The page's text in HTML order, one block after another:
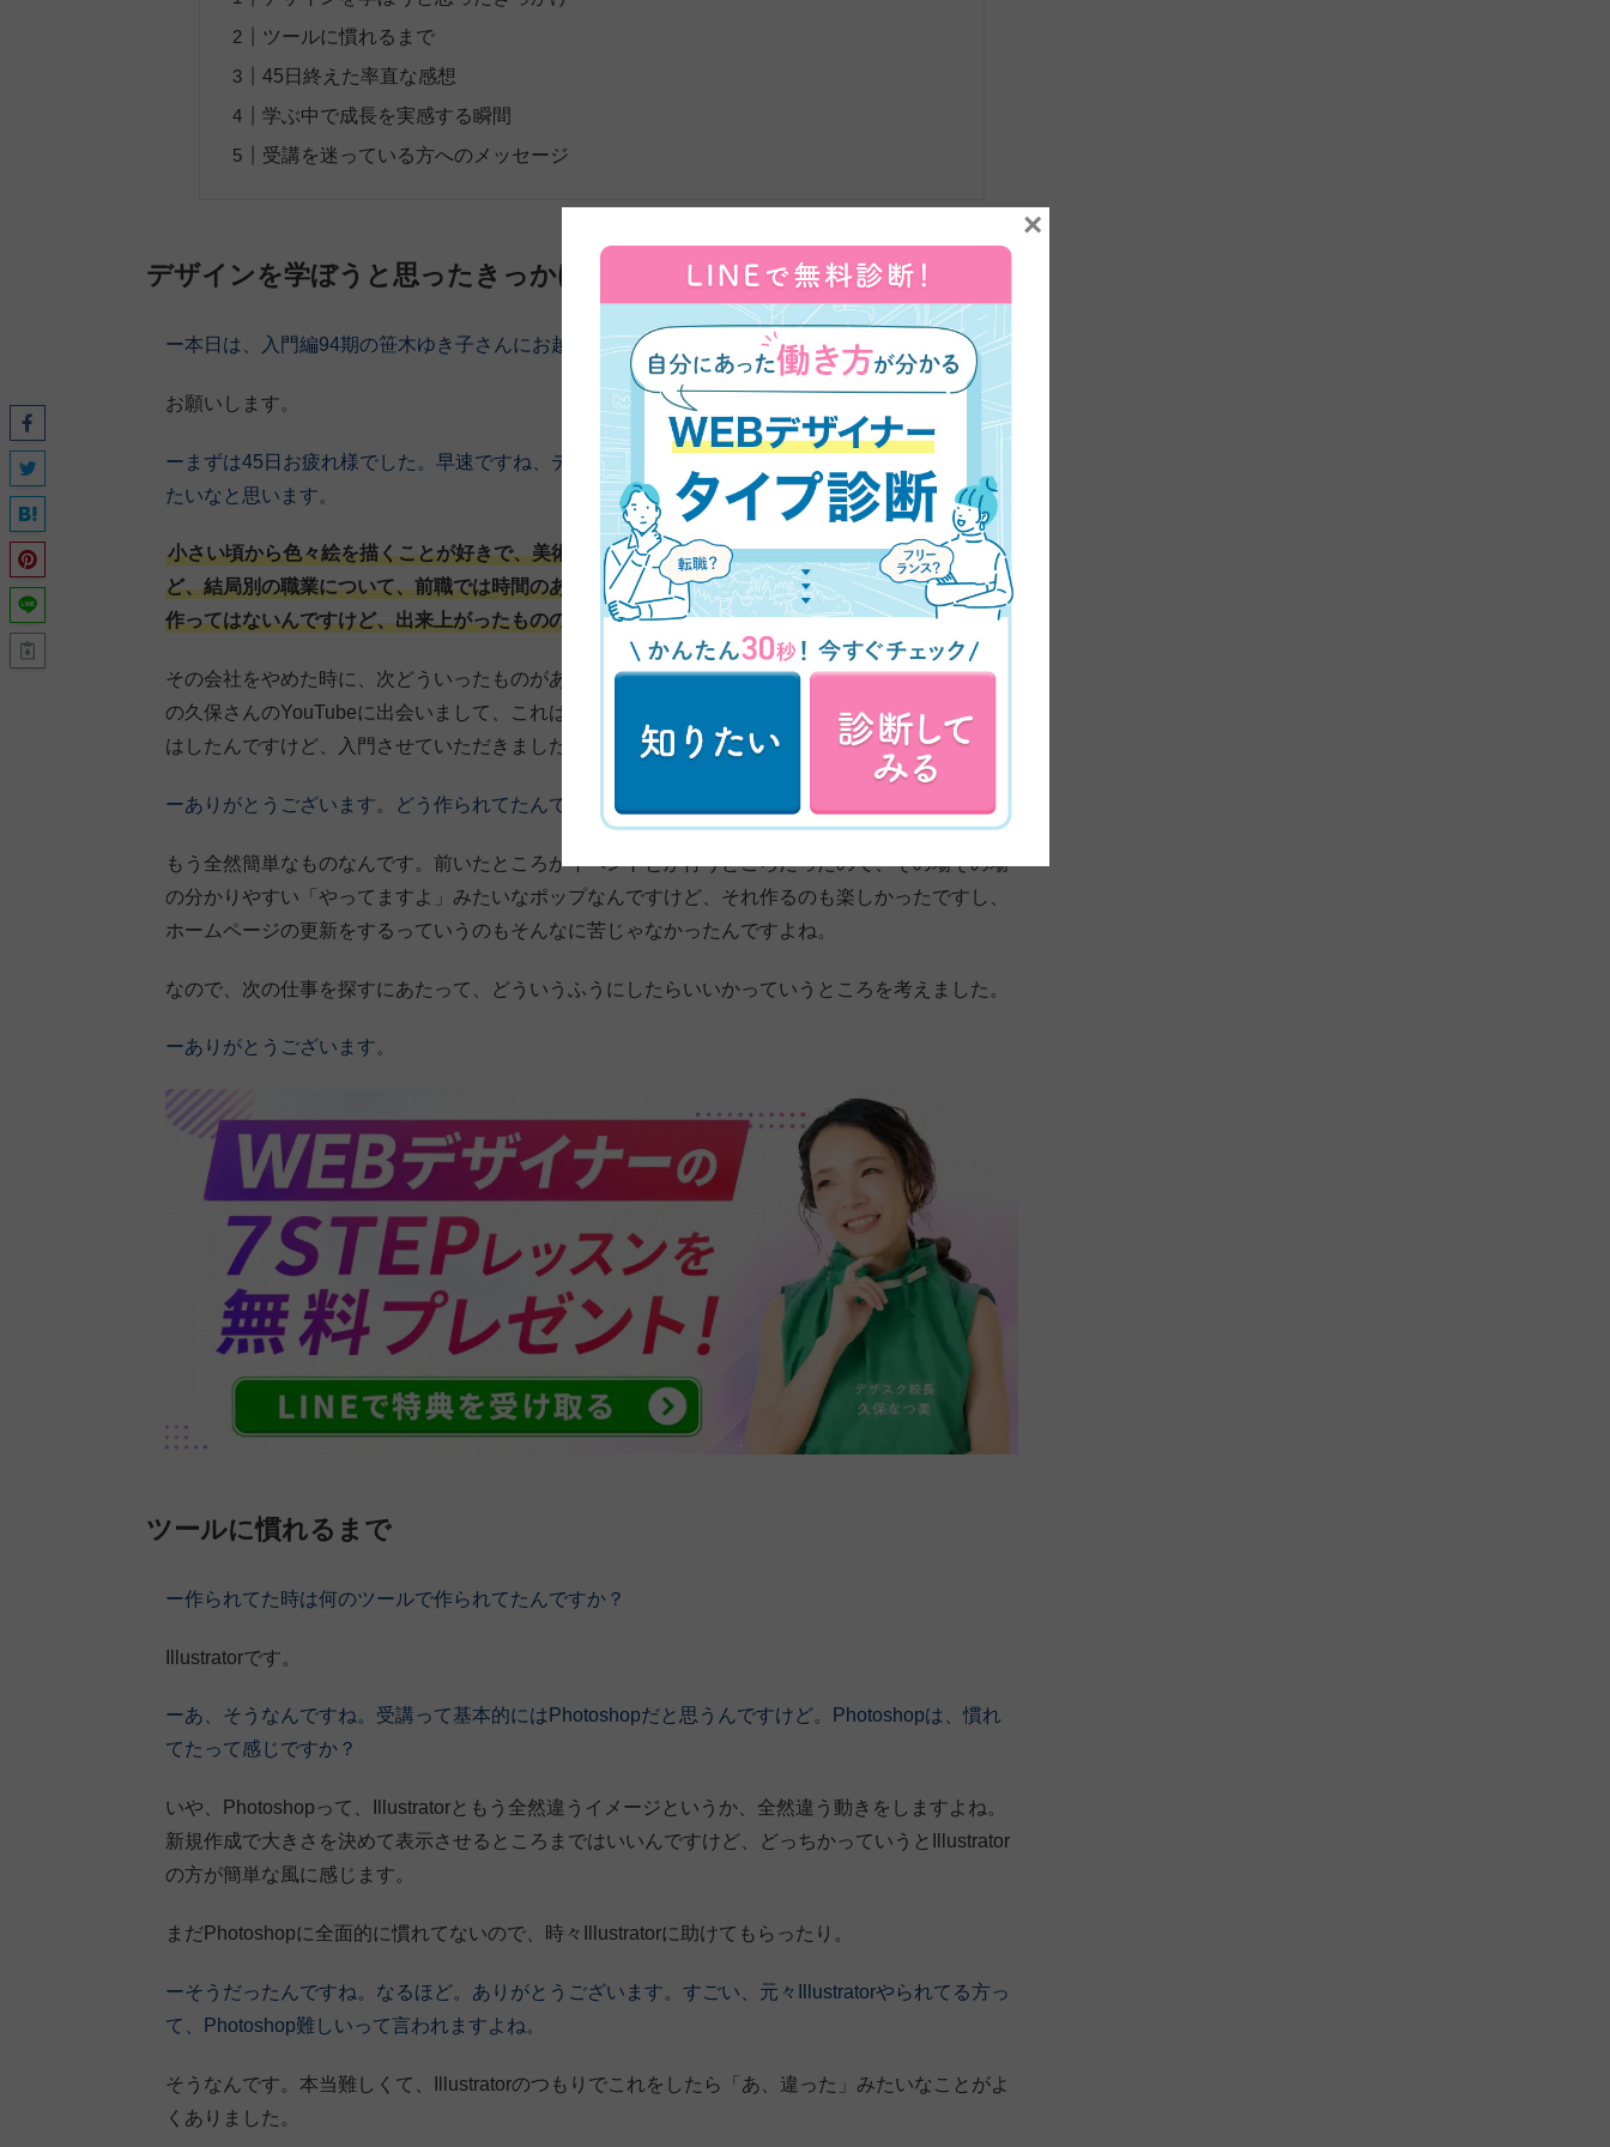
ツールに慣れるまで
45日終えた率直な感想
学ぶ中で成長を実感する瞬間
受講を迷っている方へのメッセージ
デザインを学ぼうと思ったきっかけ
ー本日は、入門編94期の笹木ゆき子さんにお越しいただきました。よろしくお願いいたします。
お願いします。
ーまずは45日お疲れ様でした。早速ですね、デザインを学ぼうと思ったきっかけを教えていただき
たいなと思います。
小さい頃から色々絵を描くことが好きで、美術の方にいこうかなって考えた時もあったんですけ
ど、結局別の職業について、前職では時間のある時にポップを制作したりしてたんですね。あと、
作ってはないんですけど、出来上がったもののホームページ更新をしたりとか。
その会社をやめた時に、次どういったものがあるかなって思って色々検索してるうちに、デサスク
の久保さんのYouTubeに出会いまして、これはすごいなと思って。すごく興味が湧いて、色々迷い
はしたんですけど、入門させていただきました。
ーありがとうございます。どう作られてたんですか？
もう全然簡単なものなんです。前いたところがイベントとか行うところだったので、その場その場
の分かりやすい「やってますよ」みたいなポップなんですけど、それ作るのも楽しかったですし、
ホームページの更新をするっていうのもそんなに苦じゃなかったんですよね。
なので、次の仕事を探すにあたって、どういうふうにしたらいいかっていうところを考えました。
ーありがとうございます。
ツールに慣れるまで
ー作られてた時は何のツールで作られてたんですか？
Illustratorです。
ーあ、そうなんですね。受講って基本的にはPhotoshopだと思うんですけど。Photoshopは、慣れ
てたって感じですか？
いや、Photoshopって、Illustratorともう全然違うイメージというか、全然違う動きをしますよね。
新規作成で大きさを決めて表示させるところまではいいんですけど、どっちかっていうとIllustrator
の方が簡単な風に感じます。
まだPhotoshopに全面的に慣れてないので、時々Illustratorに助けてもらったり。
ーそうだったんですね。なるほど。ありがとうございます。すごい、元々Illustratorやられてる方っ
て、Photoshop難しいって言われますよね。
そうなんです。本当難しくて、Illustratorのつもりでこれをしたら「あ、違った」みたいなことがよ
くありました。
×